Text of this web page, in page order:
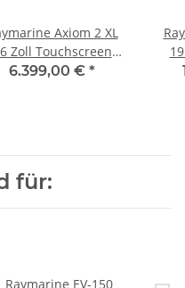
Axiom 2 XL
Zoll Touchscreen
Multifunktionsgerät
6.399,00 € *
für: